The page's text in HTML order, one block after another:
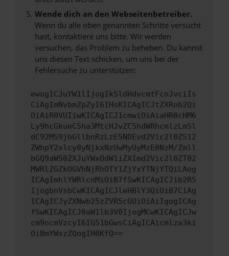
Wende dich an den Webseitenbetreiber.
Wenn du alle oben genannten Schritte versucht
hast, kontaktiere uns bitte. Wir werden
versuchen, das Problem zu beheben. Du kannst
uns diesen Text schicken, um uns bei der
Fehlersuche zu unterstützen:
ewogICJuYW1lIjogIk5ldHdvcmtFcnJvciIs
CiAgImNvbmZpZyI6IHsKICAgICJtZXRob2Qi
OiAiR0VUIiwKICAgICJ1cmwiOiAiaHR0cHM6
Ly9hcGkueC5ha3MtcHJvZC5hdWRhcmlzLm5l
dC92MS9jbGllbnRzLzE5NDEvd2Vic2l0ZS12
ZWhpY2xlcy8yNjkxNzUwMyUyMzE0NzM/Zmll
bGQ9aW50ZXJuYWxOdW1iZXImd2Vic2l0ZT02
MWRlZGZkOGVhNjRhOTY1ZjYxYTNjYTQiLAog
ICAgImhlYWRlcnMiOiB7fSwKICAgICJib2R5
IjogbnVsbCwKICAgICJleHBlY3QiOiB7CiAg
ICAgICJyZXNwb25zZVR5cGUiOiAiIgogICAg
fSwKICAgICJ0aW1lb3V0IjogMCwKICAgICJw
cm9ncmVzcyI6IG51bGwsCiAgICAicmlza3ki
OiBmYWxzZQogIH0KfQ==